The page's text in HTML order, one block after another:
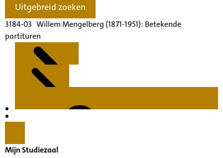
Uitgebreid zoeken
3184-03 Willem Mengelberg (1871-1951): Betekende
partituren
Mijn Studiezaal